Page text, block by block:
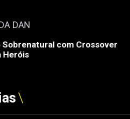
Sobrenatural com Crossover
Heróis